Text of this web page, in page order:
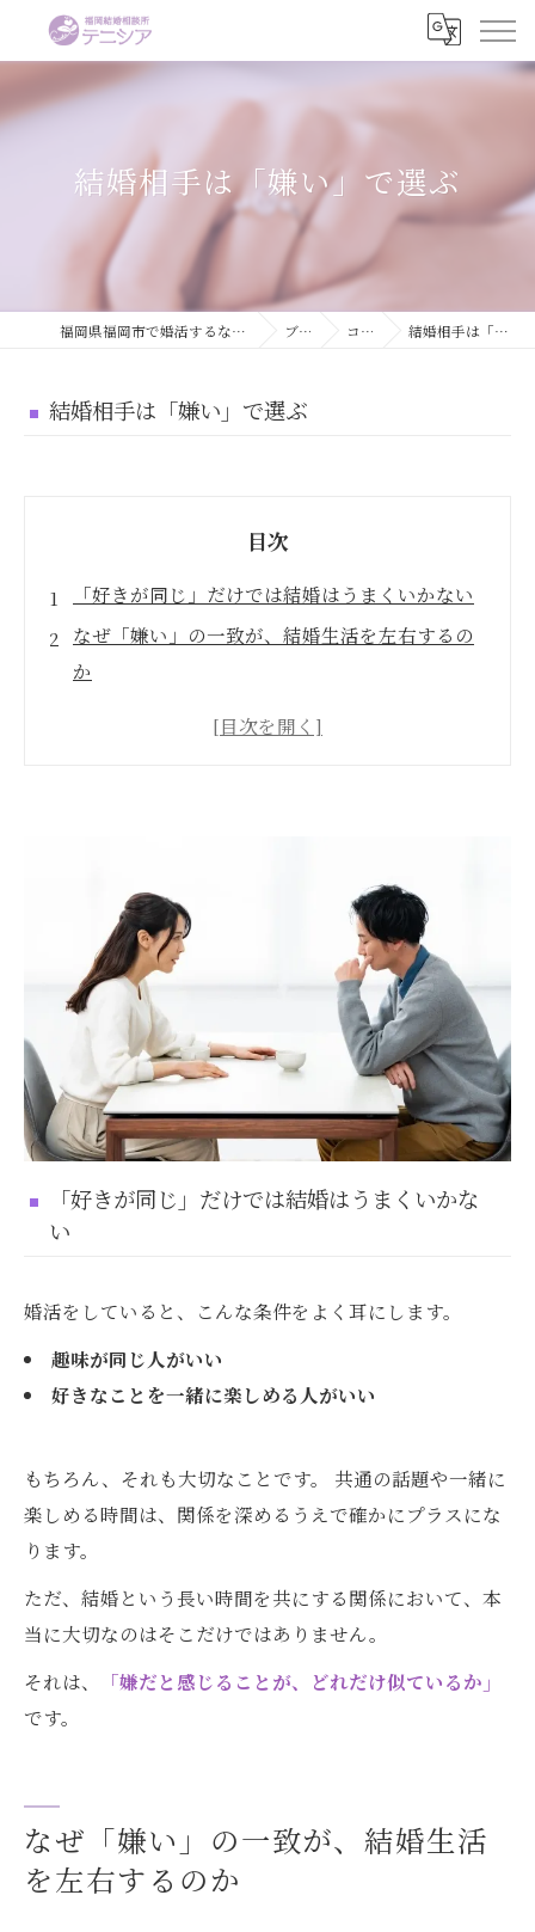
結婚相手は「嫌い」で選ぶ
福岡県福岡市で婚活するなら結婚相談所テニシア ブログ コラム 結婚相手は「嫌い」で選ぶ
結婚相手は「嫌い」で選ぶ
目次
「好きが同じ」だけでは結婚はうまくいかない
なぜ「嫌い」の一致が、結婚生活を左右するの
か
婚活でチェックしたい3つの視点
まとめ｜結婚は「違いがあっても疲れない相
手」を選ぶこと
「好きが同じ」だけでは結婚はうまくいかな
い
婚活をしていると、こんな条件をよく耳にします。
趣味が同じ人がいい
好きなことを一緒に楽しめる人がいい
もちろん、それも大切なことです。 共通の話題や一緒に
楽しめる時間は、関係を深めるうえで確かにプラスにな
ります。
ただ、結婚という長い時間を共にする関係において、本
当に大切なのはそこだけではありません。
それは、
「嫌だと感じることが、どれだけ似ているか」
です。
なぜ「嫌い」の一致が、結婚生活
を左右するのか